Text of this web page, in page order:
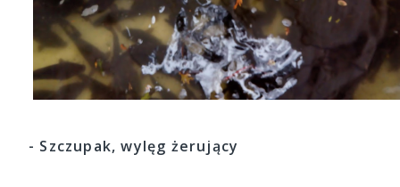
- Szczupak, wylęg żerujący